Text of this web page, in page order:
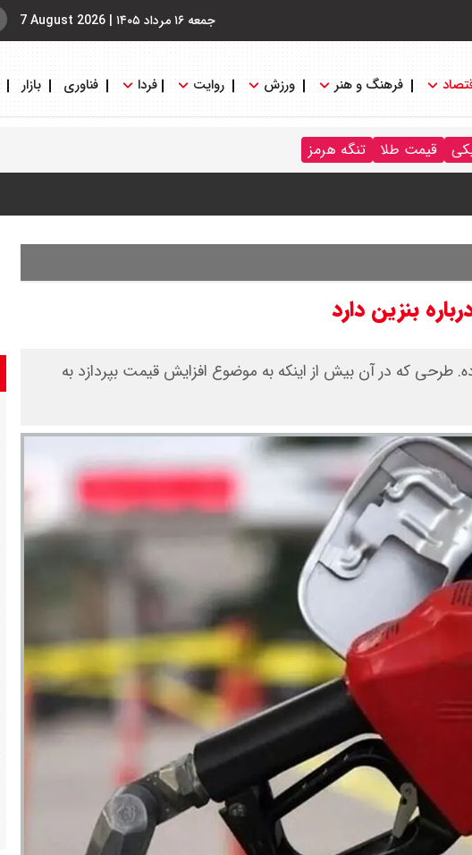
جمعه ۱۶ مرداد ۱۴۰۵ |
7 August 2026
فرهنگ و هنر ورزش روایت فردا فناوری بازار
قیمت طلا تنگه هرمز
بنزین دارد
طرحی که در آن بیش از اینکه به موضوع افزایش قیمت بپردازد به